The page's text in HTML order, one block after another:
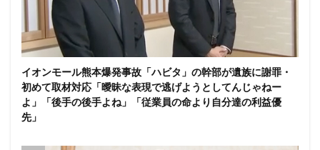
イオンモール熊本爆発事故「ハビタ」の幹部が遺族に謝罪・
初めて取材対応「曖昧な表現で逃げようとしてんじゃねー
よ」「後手の後手よね」「従業員の命より自分達の利益優
先」